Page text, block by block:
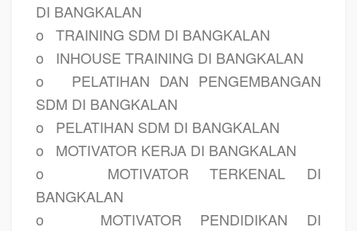
DI BANGKALAN
o
TRAINING SDM DI BANGKALAN
o
INHOUSE TRAINING DI BANGKALAN
o
PELATIHAN DAN PENGEMBANGAN
SDM DI BANGKALAN
o
PELATIHAN SDM DI BANGKALAN
o
MOTIVATOR KERJA DI BANGKALAN
o
MOTIVATOR TERKENAL DI
BANGKALAN
o
MOTIVATOR PENDIDIKAN DI